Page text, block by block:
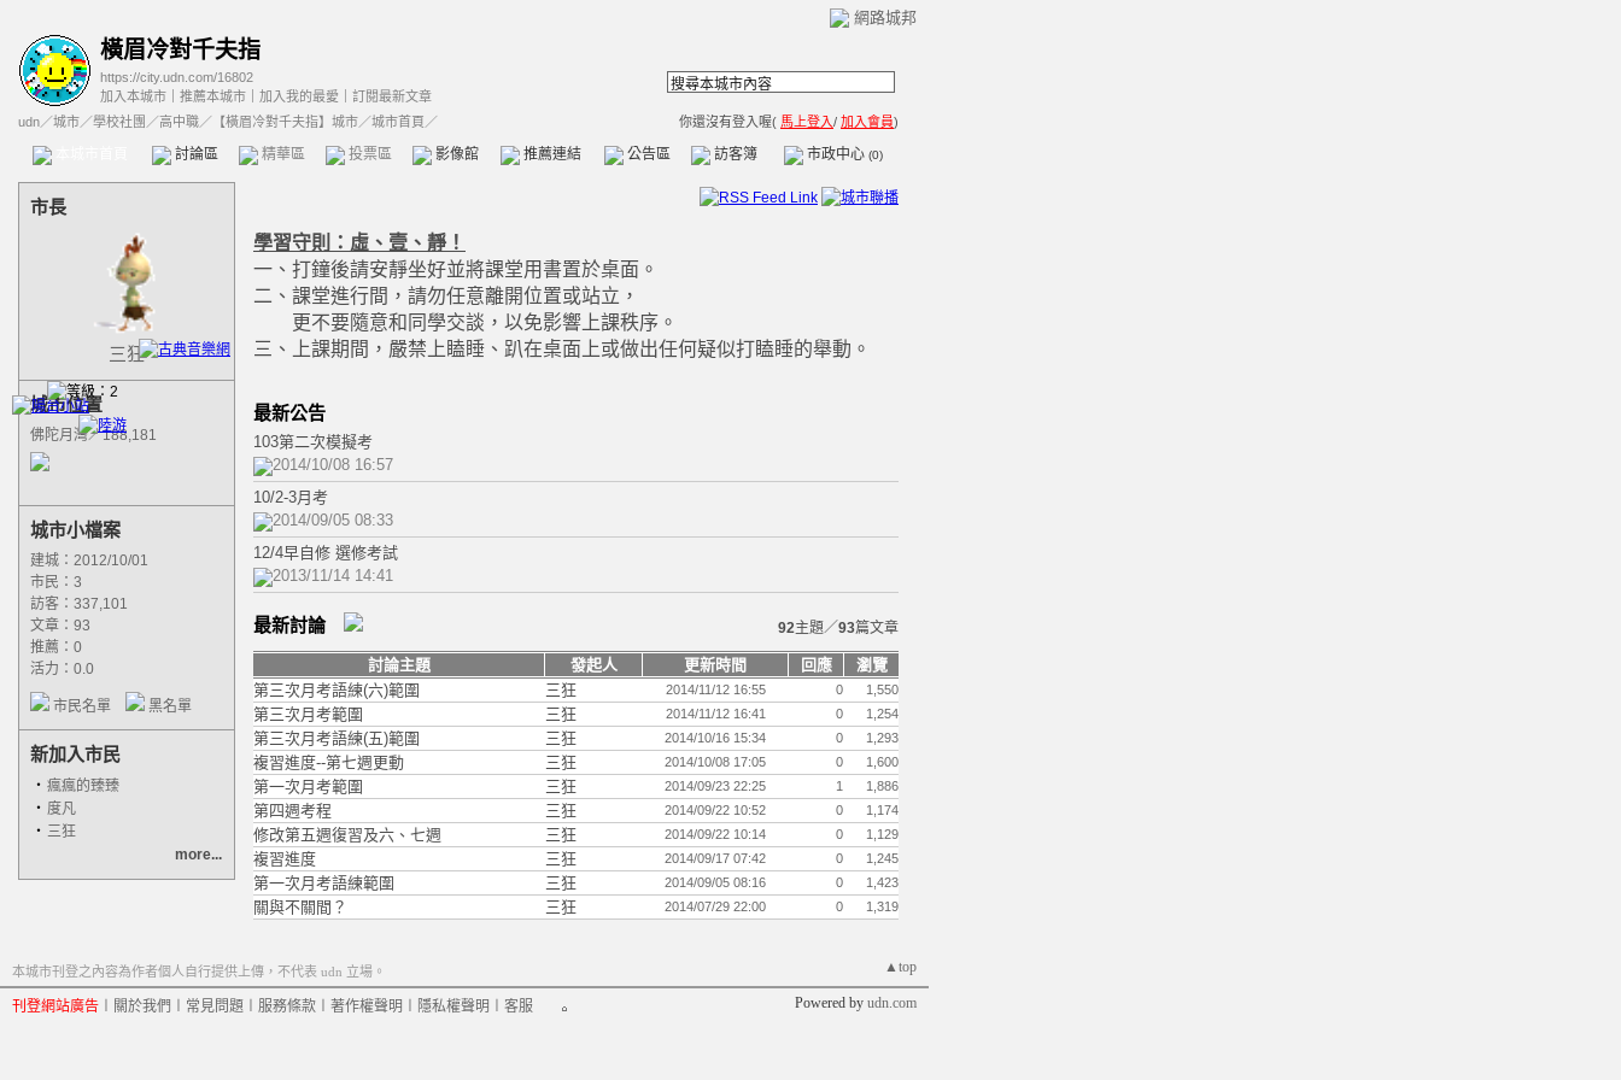
網路城邦
橫眉冷對千夫指
https://city.udn.com/16802
加入本城市
推薦本城市 加入我的最愛
訂閱最新文章
udn／城市／學校社團 ／高中職／ 【橫眉冷對千夫指】城市／城市首頁／ 你還沒有登入喔( 馬上登入/ 加入會員)
討論區 精華區 投票區 影像館 推薦連結 公告區 訪客簿 市政中心 (0)
市長
三狂
城市位置
佛陀月灣／188,181
城市小檔案
建城：2012/10/01
市民：3
訪客：337,101
文章：93
推薦： 0
活力：0.0
市民名單 黑名單
新加入市民
‧ 瘋瘋的臻臻
‧ 度凡
‧ 三狂
more...
學習守則：虛、壹、靜！
一、打鐘後請安靜坐好並將課堂用書置於桌面。
二、課堂進行間，請勿任意離開位置或站立，
更不要隨意和同學交談，以免影響上課秩序。
三、上課期間，嚴禁上瞌睡、趴在桌面上或做出任何疑似打瞌睡的舉動。
最新公告
103第二次模擬考
2014/10/08 16:57
10/2-3月考
2014/09/05 08:33
12/4早自修 選修考試
2013/11/14 14:41
最新討論 92主題／93篇文章
討論主題 發起人 更新時間 回應
瀏覽
第三次月考語練(六)範圍
三狂 2014/11/12 16:55 0 1,550
第三次月考範圍 三狂 2014/11/12 16:41 0 1,254
第三次月考語練(五)範圍 三狂 2014/10/16 15:34 0 1,293
複習進度--第七週更動 三狂 2014/10/08 17:05 0 1,600
第一次月考範圍 三狂 2014/09/23 22:25 1 1,886
第四週考程 三狂 2014/09/22 10:52 0 1,174
修改第五週復習及六、七週 三狂 2014/09/22 10:14 0 1,129
複習進度 三狂 2014/09/17 07:42 0 1,245
第一次月考語練範圍 三狂 2014/09/05 08:16 0 1,423
關與不關間？ 三狂 2014/07/29 22:00 0 1,319
▲top
本城市刊登之內容為作者個人自行提供上傳，不代表 udn 立場。
刊登網站廣告 關於我們 常見問題 服務條款 著作權聲明 隱私權聲明 客服 Powered by udn.com